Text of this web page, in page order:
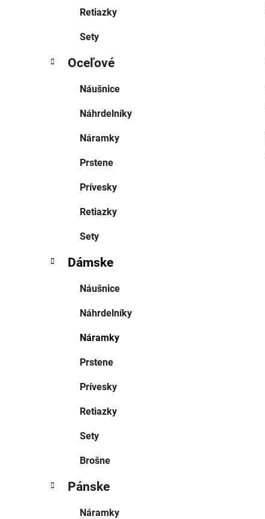
Retiazky
Sety
Oceľové
Náušnice
Náhrdelníky
Náramky
Prstene
Prívesky
Retiazky
Sety
Dámske
Náušnice
Náhrdelníky
Náramky
Prstene
Prívesky
Retiazky
Sety
Brošne
Pánske
Náramky